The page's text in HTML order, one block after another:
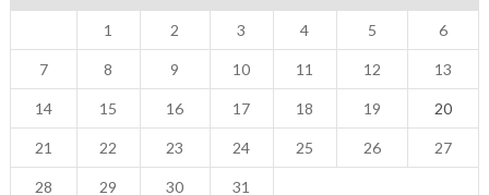
1 2 3 4 5 6
7 8 9 10 11 12 13
14 15 16 17 18 19 20
21 22 23 24 25 26 27
28 29 30
31